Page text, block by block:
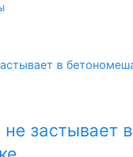
застывает в